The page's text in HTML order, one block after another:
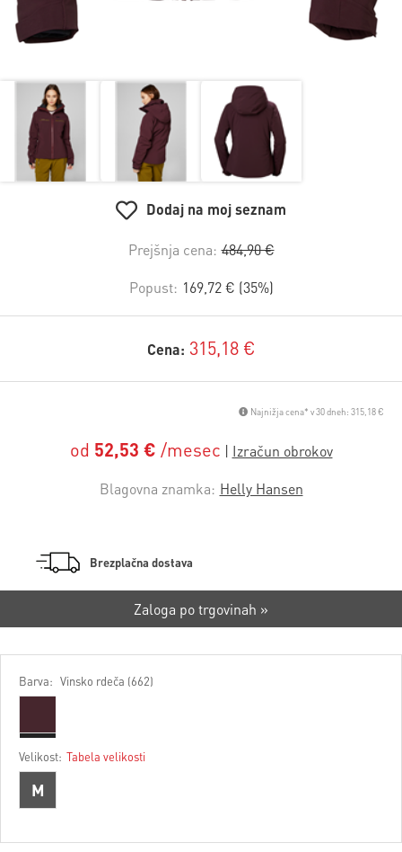
Dodaj na moj seznam
Prejšnja cena: 484,90 €
Popust: 169,72 € (35%)
Cena: 315,18 €
Najnižja cena* v 30 dneh: 315,18 €
od 52,53 € /mesec
Blagovna znamka: Helly Hansen
Brezplačna dostava
Zaloga po trgovinah »
Barva: Vinsko rdeča (662)
Velikost: Tabela velikosti
M